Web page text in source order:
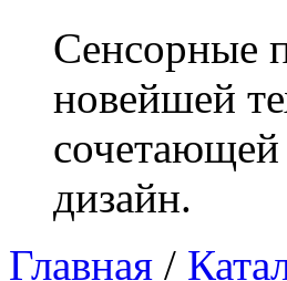
Сенсорные
новейшей
дизайн.
Главная /